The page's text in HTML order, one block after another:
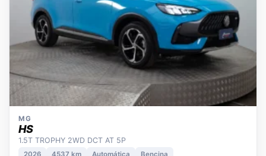
MG
HS
1.5T TROPHY 2WD DCT AT 5P